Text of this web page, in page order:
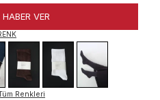
VER
Renkleri